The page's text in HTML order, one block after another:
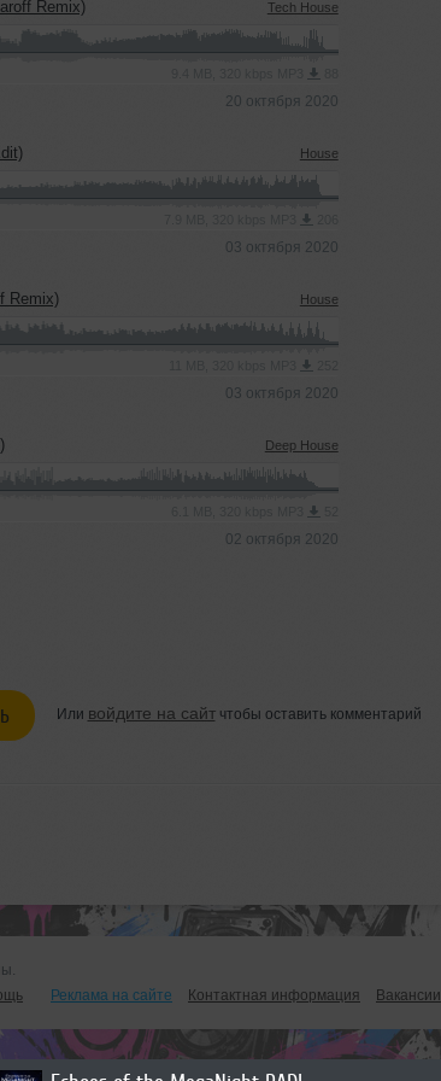
Remix) Tech House
20 октября 2020
House
03 октября 2020
Remix) House
03 октября 2020
Deep House
02 октября 2020
Или войдите на сайтчтобы оставить комментарий
Реклама на сайте Контактная информация Вакансии